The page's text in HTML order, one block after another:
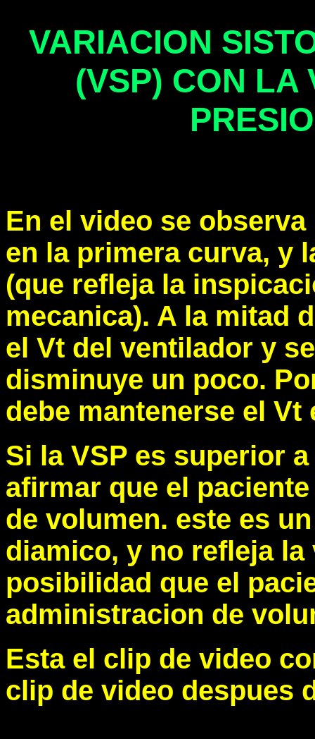
VARIACION
(VSP) CON LA
En el video se
en la primera curva, y
(que refleja la
mecanica). A la mitad
el Vt del ventilador y
disminuye un poco.
debe mantenerse el Vt
Si la VSP es superior
afirmar que el
de volumen. este es
diamico, y no refleja
posibilidad que el
administracion de
Esta el clip de video
clip de video despues